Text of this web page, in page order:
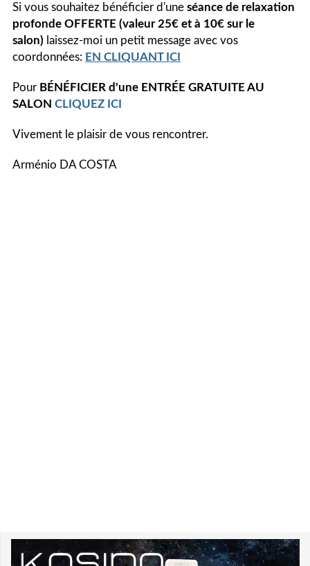
Si vous souhaitez bénéficier d'une séance de relaxation
profonde OFFERTE (valeur 25€ et à 10€ sur le
salon) laissez-moi un petit message avec vos
coordonnées: EN CLIQUANT ICI
Pour BÉNÉFICIER d'une ENTRÉE GRATUITE AU
SALON CLIQUEZ ICI
Vivement le plaisir de vous rencontrer.
Arménio DA COSTA